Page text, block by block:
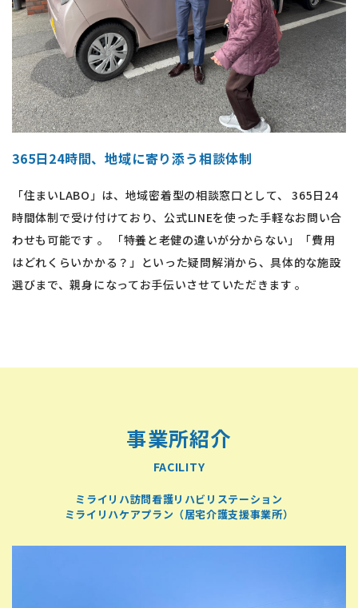
365日24時間、地域に寄り添う相談体制
「住まいLABO」は、地域密着型の相談窓口として、 365日24
時間体制で受け付けており、公式LINEを使った手軽なお問い合
わせも可能です 。 「特養と老健の違いが分からない」「費用
はどれくらいかかる？」といった疑問解消から、具体的な施設
選びまで、親身になってお手伝いさせていただきます 。
事業所紹介
FACILITY
ミライリハ訪問看護リハビリステーション
ミライリハケアプラン（居宅介護支援事業所）